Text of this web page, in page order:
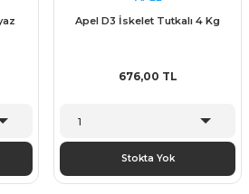
Apel D3 İskelet Tutkalı 4 Kg
676,00 TL
Stokta Yok